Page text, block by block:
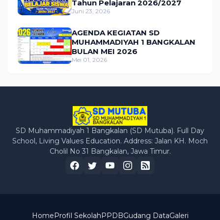
Tahun Pelajaran 2026/2027
Juni 23, 2026
AGENDA KEGIATAN SD
MUHAMMADIYAH 1 BANGKALAN
BULAN MEI 2026
Mei 01, 2026
SD Muhammadiyah 1 Bangkalan (SD Mutuba). Full Day
School, Living Values Education. Address: Jalan KH. Moch
Cholil No 31 Bangkalan, Jawa Timur.
HomeProfil SekolahPPDBGudang DataGaleri